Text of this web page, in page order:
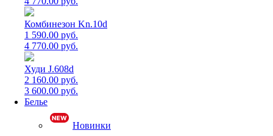
Комбинезон Kn.10d
1 590.00 руб.
4 770.00 руб.
Худи J.608d
2 160.00 руб.
3 600.00 руб.
Белье
Новинки